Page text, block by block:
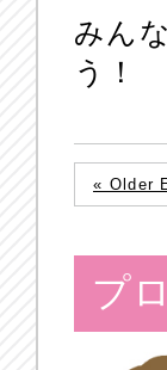
みん
う！
« Older
プ